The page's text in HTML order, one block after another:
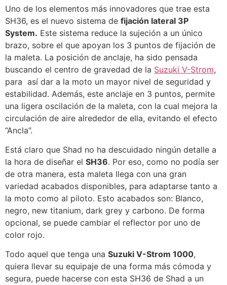
Uno de los elementos más innovadores que trae esta
SH36, es el nuevo sistema de fijación lateral 3P
System. Este sistema reduce la sujeción a un único
brazo, sobre el que apoyan los 3 puntos de fijación de
la maleta. La posición de anclaje, ha sido pensada
buscando el centro de gravedad de la Suzuki V-Strom,
para así dar a la moto un mayor nivel de seguridad y
estabilidad. Además, este anclaje en 3 puntos, permite
una ligera oscilación de la maleta, con la cual mejora la
circulación de aire alrededor de ella, evitando el efecto
“Ancla”.
Está claro que Shad no ha descuidado ningún detalle a
la hora de diseñar el SH36. Por eso, como no podía ser
de otra manera, esta maleta llega con una gran
variedad acabados disponibles, para adaptarse tanto a
la moto como al piloto. Esto acabados son: Blanco,
negro, new titanium, dark grey y carbono. De forma
opcional, se puede cambiar el reflector por uno de
color rojo.
Todo aquel que tenga una Suzuki V-Strom 1000,
quiera llevar su equipaje de una forma más cómoda y
segura, puede hacerse con esta SH36 de Shad a un